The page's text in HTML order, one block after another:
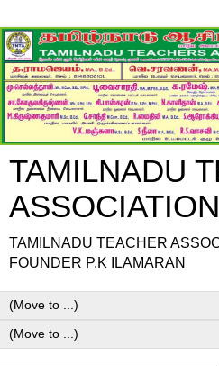
TAMILNADU
ASSOCIATION
TAMILNADU TEACHER
FOUNDER P.K ILAMARAN